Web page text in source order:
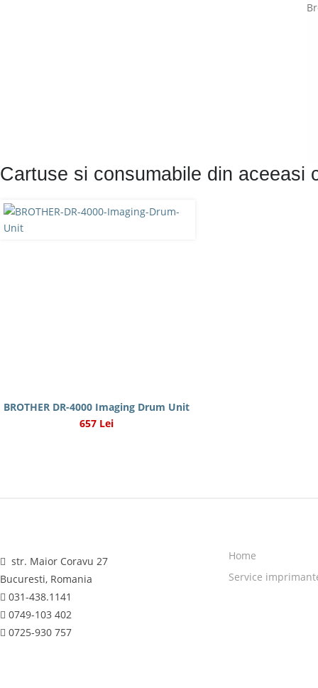
Cartuse si consumabile din aceeasi
BROTHER DR-4000 Imaging Drum Unit
657 Lei
str. Maior Coravu 27
Bucuresti, Romania
031-438.1141
0749-103 402
0725-930 757
Home
Service